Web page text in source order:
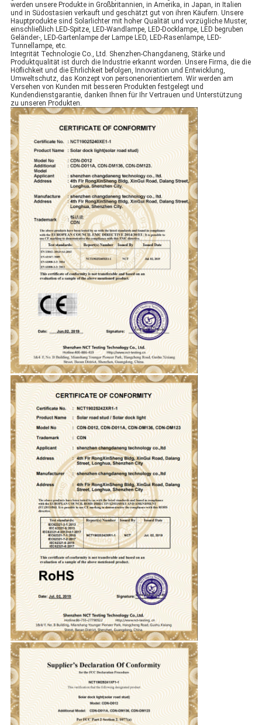
werden unsere Produkte in Großbritannien, in Amerika, in Japan, in Italien
und in Südostasien verkauft und geschätzt gut von ihren Käufern. Unsere
Hauptprodukte sind Solarlichter mit hoher Qualität und vorzügliche Muster,
einschließlich LED-Spitze, LED-Wandlampe, LED-Docklampe, LED begruben
Geländer-, LED-Gartenlampe der Lampe LED, LED-Rasenlampe, LED-
Tunnellampe, etc.
Integrität Technologie Co., Ltd. Shenzhen-Changdaneng, Stärke und
Produktqualität ist durch die Industrie erkannt worden. Unsere Firma, die die
Höflichkeit und die Ehrlichkeit befolgen, Innovation und Entwicklung,
Umweltschutz, das Konzept von personenorientiertem. Wir werden am
Versehen von Kunden mit besseren Produkten festgelegt und
Kundendienstgarantie, danken Ihnen für Ihr Vertrauen und Unterstützung
zu unseren Produkten.